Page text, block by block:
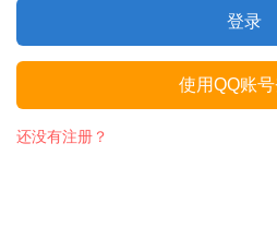
登录
使用QQ账
还没有注册？